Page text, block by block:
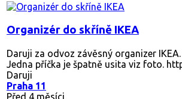
Organizér do skříně IKEA
Daruji za odvoz závěsný organizer
Jedna příčka je špatně usita viz foto.
Daruji
Praha 11
Před 4 měsíci